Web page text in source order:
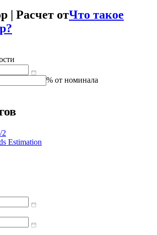
| Расчет отЧто такое
% от номинала
2
Estimation